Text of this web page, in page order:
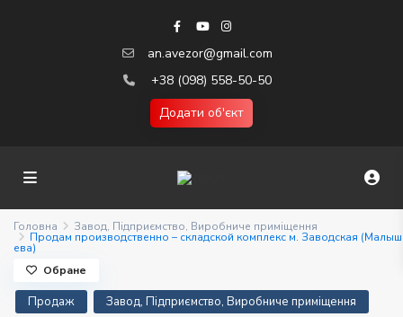
an.avezor@gmail.com
+38 (098) 558-50-50
Додати об'єкт
Головна Завод, Підприємство, Виробниче приміщення
Продам производственно – складской комплекс м. Заводская (Малыш
ева)
Продаж Завод, Підприємство, Виробниче приміщення
Обране